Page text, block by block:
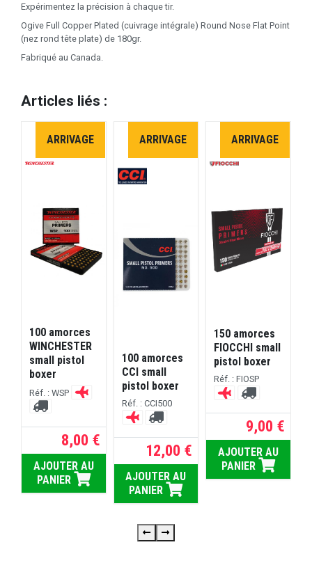
Expérimentez la précision à chaque tir.
Ogive Full Copper Plated (cuivrage intégrale) Round Nose Flat Point
(nez rond tête plate) de 180gr.
Fabriqué au Canada.
Articles liés :
ARRIVAGE
100 amorces
WINCHESTER
small pistol
boxer
Réf. : WSP
8,00 €
AJOUTER AU
PANIER
ARRIVAGE
100 amorces
CCI small
pistol boxer
Réf. : CCI500
12,00 €
AJOUTER AU
PANIER
ARRIVAGE
150 amorces
FIOCCHI small
pistol boxer
Réf. : FIOSP
9,00 €
AJOUTER AU
PANIER